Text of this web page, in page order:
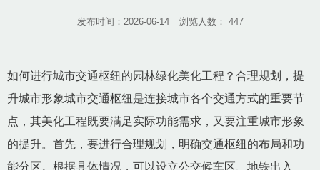
发布时间：2026-06-14 浏览人数： 447
如何进行城市交通枢纽的园林绿化美化工程？合理规划，提
升城市形象城市交通枢纽是连接城市各个交通方式的重要节
点，其美化工程既要满足实际功能需求，又要注重城市形象
的提升。首先，要进行合理规划，明确交通枢纽的布局和功
能分区。根据具体情况，可以设立公交候车区、地铁出入